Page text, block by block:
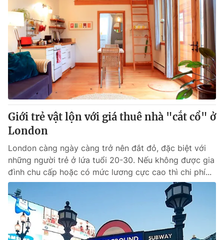
Giới trẻ vật lộn với giá thuê nhà "cắt cổ" ở
London
London càng ngày càng trở nên đắt đỏ, đặc biệt với
những người trẻ ở lứa tuổi 20-30. Nếu không được gia
đình chu cấp hoặc có mức lương cực cao thì chi phí...